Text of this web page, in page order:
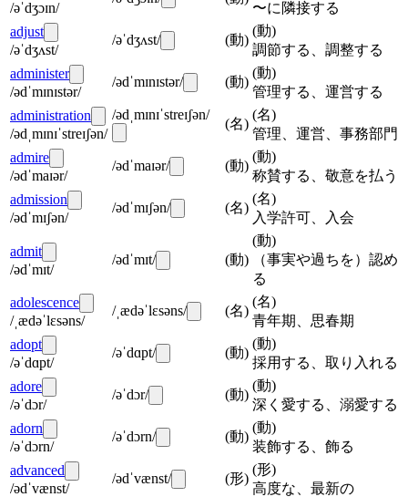
/əˈdʒɔɪn/
〜に隣接する
adjust
/əˈdʒʌst/
/əˈdʒʌst/ (動)
(動)
調節する、調整する
administer
/ədˈmɪnɪstər/
/ədˈmɪnɪstər/ (動)
(動)
管理する、運営する
administration
/ədˌmɪnɪˈstreɪʃən/
/ədˌmɪnɪˈstreɪʃən/
(名)
(名)
管理、運営、事務部門
admire
/ədˈmaɪər/
/ədˈmaɪər/ (動)
(動)
称賛する、敬意を払う
admission
/ədˈmɪʃən/
/ədˈmɪʃən/ (名)
(名)
入学許可、入会
admit
/ədˈmɪt/
/ədˈmɪt/ (動)
(動)
（事実や過ちを）認め
る
adolescence
/ˌædəˈlɛsəns/
/ˌædəˈlɛsəns/ (名)
(名)
青年期、思春期
adopt
/əˈdɑpt/
/əˈdɑpt/ (動)
(動)
採用する、取り入れる
adore
/əˈdɔr/
/əˈdɔr/ (動)
(動)
深く愛する、溺愛する
adorn
/əˈdɔrn/
/əˈdɔrn/ (動)
(動)
装飾する、飾る
advanced
/ədˈvænst/
/ədˈvænst/ (形)
(形)
高度な、最新の